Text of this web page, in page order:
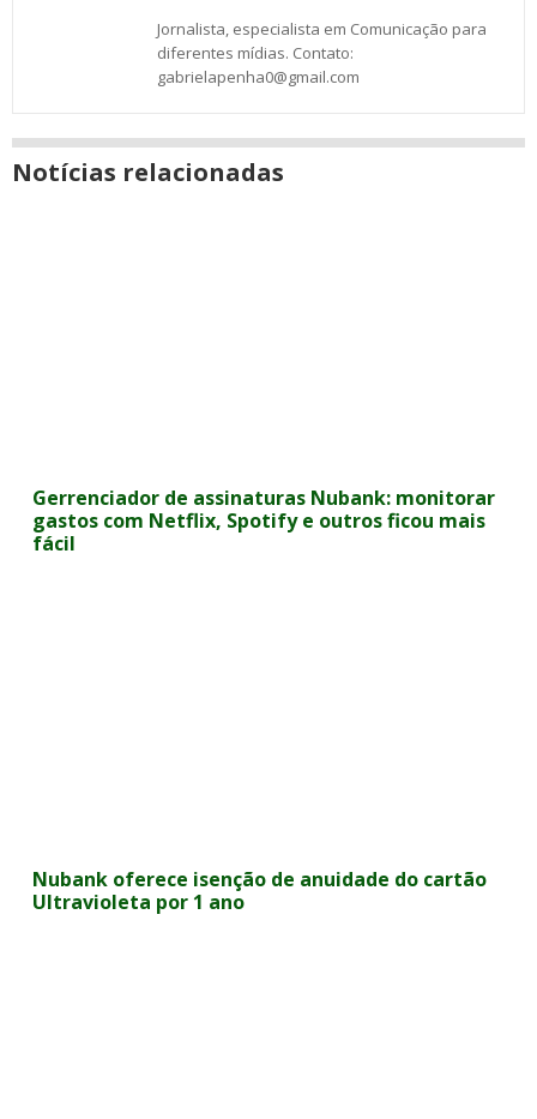
Jornalista, especialista em Comunicação para
diferentes mídias. Contato:
gabrielapenha0@gmail.com
Notícias relacionadas
Gerrenciador de assinaturas Nubank: monitorar
gastos com Netflix, Spotify e outros ficou mais
fácil
Nubank oferece isenção de anuidade do cartão
Ultravioleta por 1 ano